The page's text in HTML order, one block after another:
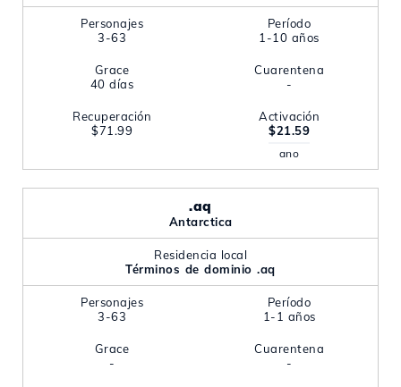
Personajes
3-63
Período
1-10 años
Grace
40 días
Cuarentena
-
Recuperación
$71.99
Activación
$21.59
ano
.aq
Antarctica
Residencia local
Términos de dominio .aq
Personajes
3-63
Período
1-1 años
Grace
-
Cuarentena
-